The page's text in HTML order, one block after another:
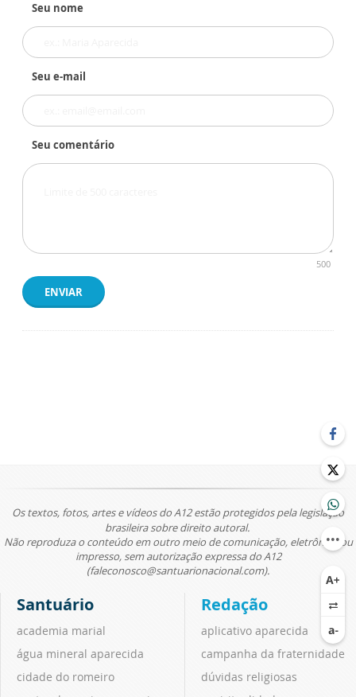
Seu nome
Seu e-mail
Seu comentário
500
ENVIAR
Os textos, fotos, artes e vídeos do A12 estão protegidos pela legislação
brasileira sobre direito autoral.
Não reproduza o conteúdo em outro meio de comunicação, eletrônico ou
impresso, sem autorização expressa do A12
(faleconosco@santuarionacional.com).
Santuário
academia marial
água mineral aparecida
cidade do romeiro
Redação
aplicativo aparecida
campanha da fraternidade
dúvidas religiosas